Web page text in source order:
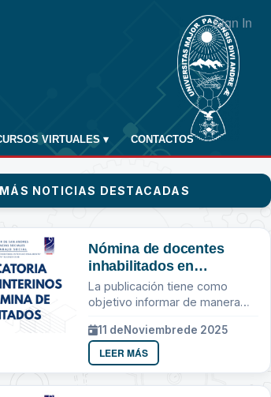
Sign In
VIRTUALES ▾ CONTACTOS
MÁS NOTICIAS DESTACADAS
Nómina de docentes
inhabilitados en
consideración a los
requisitos establecidos
instructivo HCF N.º
0928/2024.
La publicación tiene como
objetivo informar de manera
resultados de la convocatoria
de docentes interinos para la
gestión...
11 deNoviembrede 2025
LEER MÁS